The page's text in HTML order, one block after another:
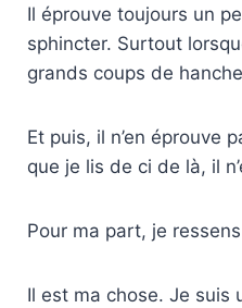
Il éprouve toujours un
sphincter. Surtout
grands coups de
Et puis, il n’en éprouve
que je lis de ci de là, il
Pour ma part, je
Il est ma chose. Je suis